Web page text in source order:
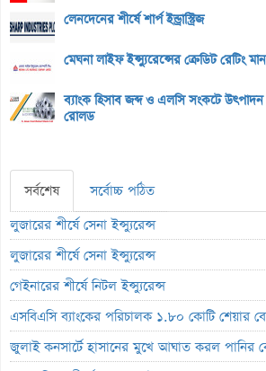
লেনদেনের শীর্ষে শার্প ইন্ড্রাস্ট্রিজ
মেঘনা লাইফ ইন্স্যুরেন্সের ক্রেডিট রেটিং
ব্যাংক হিসাব জব্দ ও এলসি সংকটে
রোলড
সর্বশেষ
সর্বোচ্চ পঠিত
লুজারের শীর্ষে সেনা ইন্স্যুরেন্স
লুজারের শীর্ষে সেনা ইন্স্যুরেন্স
গেইনারের শীর্ষে নিটল ইন্স্যুরেন্স
এসবিএসি ব্যাংকের পরিচালক ১.৮০ কোটি শেয়ার
জুলাই কনসার্টে হাসানের মুখে আঘাত করল পানির